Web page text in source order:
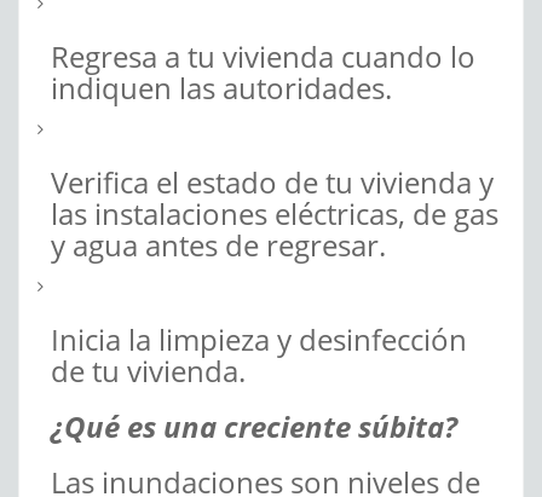
Regresa a tu vivienda cuando lo
indiquen las autoridades.
Verifica el estado de tu vivienda y
las instalaciones eléctricas, de gas
y agua antes de regresar.
Inicia la limpieza y desinfección
de tu vivienda.
¿Qué es una creciente súbita?
Las inundaciones son niveles de